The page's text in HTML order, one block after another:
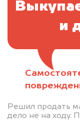
Решил продать
дело не на ходу.
и
Отправьте
1.